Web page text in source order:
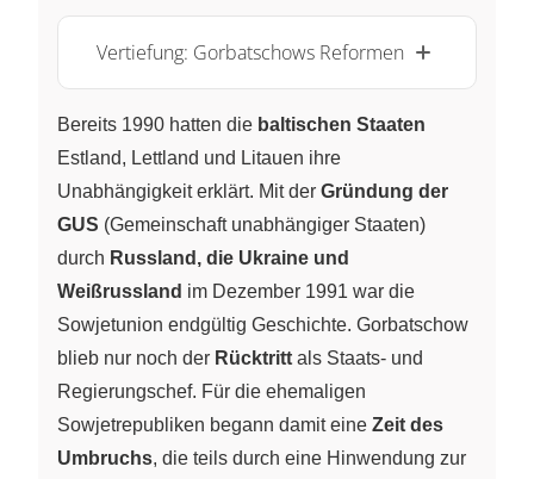
Vertiefung: Gorbatschows Reformen
Bereits 1990 hatten die baltischen Staaten
Estland, Lettland und Litauen ihre
Unabhängigkeit erklärt. Mit der Gründung der
GUS (Gemeinschaft unabhängiger Staaten)
durch Russland, die Ukraine und
Weißrussland im Dezember 1991 war die
Sowjetunion endgültig Geschichte. Gorbatschow
blieb nur noch der Rücktritt als Staats- und
Regierungschef. Für die ehemaligen
Sowjetrepubliken begann damit eine Zeit des
Umbruchs, die teils durch eine Hinwendung zur